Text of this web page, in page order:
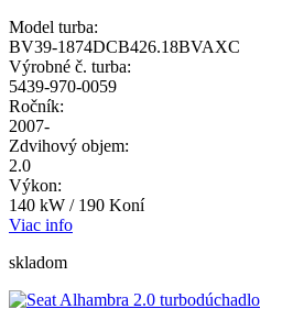
Model turba:
BV39-1874DCB426.18BVAXC
Výrobné č. turba:
5439-970-0059
Ročník:
2007-
Zdvihový objem:
2.0
Výkon:
140 kW / 190 Koní
Viac info
skladom